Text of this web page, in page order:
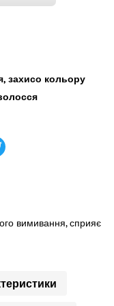
захисо кольору
вимивання, сприяє